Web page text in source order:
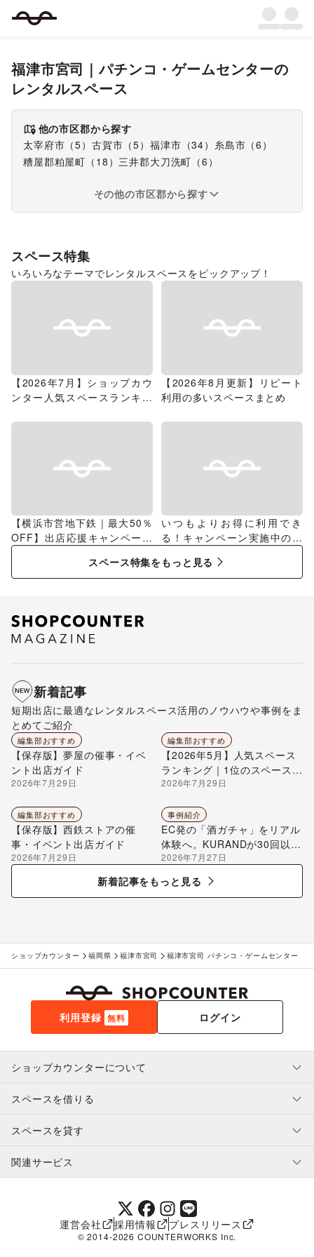
福津市宮司 ｜パチンコ・ゲームセンターの
レンタルスペース
他の市区郡から探す
太宰府市 （5） 古賀市 （5） 福津市 （34） 糸島市 （6 ）
糟屋郡粕屋町 （ 18 ）三井郡大刀洗町 （6 ）
その他の市区郡から探す
スペース特集
いろいろなテーマでレンタルスペースをピックアップ！
【2026年7月】ショップカウ
ンター人気スペースランキン
【2026年8月更新】リピート
利用の多いスペースまとめ
【横浜市営地下鉄｜最大50％
OFF】出店応援キャンペーン
特集
いつもよりお得に利用でき
る！キャンペーン実施中のス
スペース特集をもっと見る
新着記事
短期出店に最適なレンタルスペース活用のノウハウや事例をま
とめてご紹介
編集部おすすめ
【保存版】夢屋の催事・イベ
ント出店ガイド
2026年7月29日
編集部おすすめ
【2026年5月】人気スペース
ランキング｜1位のスペースを
編集部が解説
2026年7月29日
編集部おすすめ
【保存版】西鉄ストアの催
事・イベント出店ガイド
2026年7月29日
事例紹介
EC発の「酒ガチャ」をリアル
体験へ。KURANDが30回以上
のポップアップ出店で届け
る“新しいお酒との出会い”
2026年7月27日
新着記事をもっと見る
ショップカウンター 福岡県 福津市宮司 福津市宮司 パチンコ・ゲームセンター
利用登録 無料 ログイン
ショップカウンターについて
利用規約・ガイドライン
特定商取引法に基づく表示
補償プログラム
スペースを借りる
スペースを借りたい人へ
ユーザー利用規約
提携パートナー
スペースを貸す
スペースを貸したい方へ
オーナー利用規約
関連サービス
SHOPCOUNTER MAGAZINE
ショップカウンターエンタープライズ
ショップカウンター常設
運営会社 採用情報 プレスリリース
© 2014-2026 COUNTERWORKS Inc.